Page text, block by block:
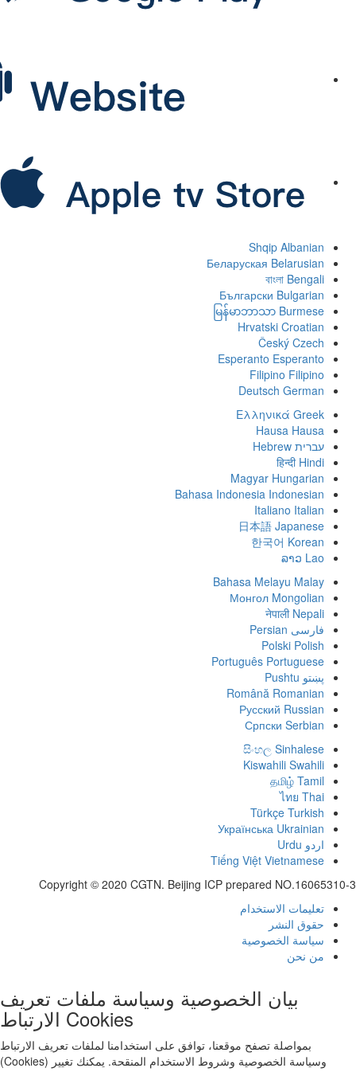
Shqip Albanian
Беларуская Belarusian
বাংলা Bengali
Български Bulgarian
မြန်မာဘာသာ Burmese
Hrvatski Croatian
Český Czech
Esperanto Esperanto
Filipino Filipino
Deutsch German
Ελληνικά Greek
Hausa Hausa
עברית Hebrew
हिन्दी Hindi
Magyar Hungarian
Bahasa Indonesia Indonesian
Italiano Italian
日本語 Japanese
한국어 Korean
ລາວ Lao
Bahasa Melayu Malay
Монгол Mongolian
नेपाली Nepali
فارسی Persian
Polski Polish
Português Portuguese
پښتو Pushtu
Română Romanian
Русский Russian
Српски Serbian
සිංහල Sinhalese
Kiswahili Swahili
தமிழ் Tamil
ไทย Thai
Türkçe Turkish
Українська Ukrainian
اردو Urdu
Tiếng Việt Vietnamese
Copyright © 2020 CGTN. Beijing ICP prepared NO.16065310-3
تعليمات الاستخدام
حقوق النشر
سياسة الخصوصية
من نحن
بيان الخصوصية وسياسة ملفات تعريف
الارتباط Cookies
بمواصلة تصفح موقعنا، توافق على استخدامنا لملفات تعريف الارتباط
(Cookies) وسياسة الخصوصية وشروط الاستخدام المنقحة. يمكنك تغيير